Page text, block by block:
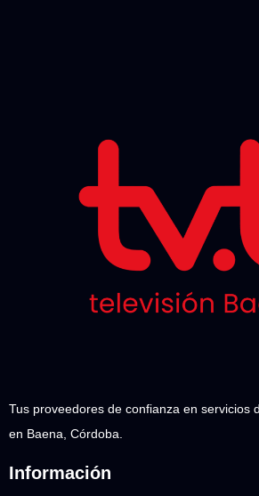
Tus proveedores de confianza en servicios
en Baena, Córdoba.
Información